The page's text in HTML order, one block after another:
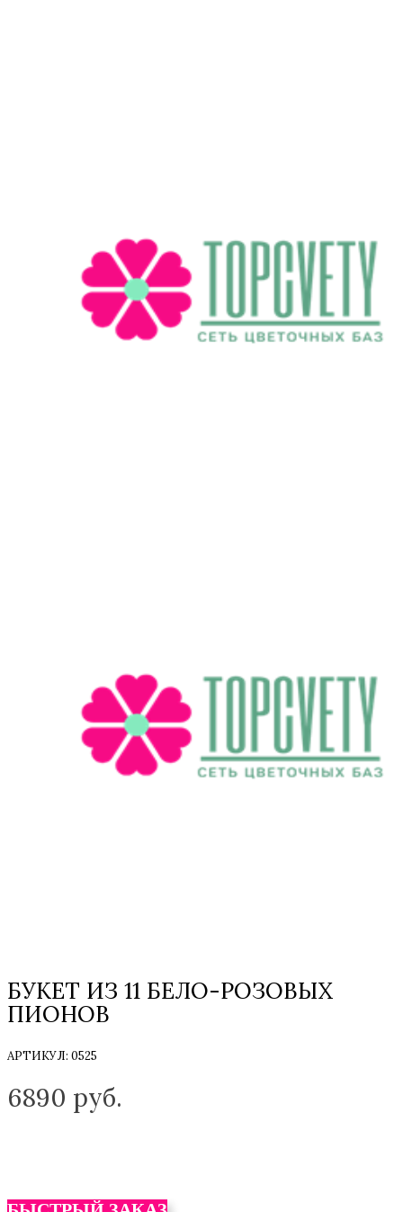
БУКЕТ ИЗ 11 БЕЛО-РОЗОВЫХ
ПИОНОВ
АРТИКУЛ: 0525
6890 руб.